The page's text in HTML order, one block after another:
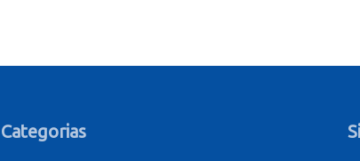
Categorias